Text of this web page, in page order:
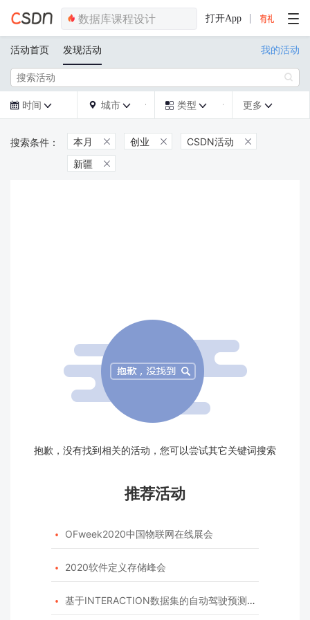
打开App
活动首页 发现活动 我的活动

 时间   城市   类型  更多 
本月  创业  CSDN活动 
新疆 
抱歉，没有找到相关的活动，您可以尝试其它关键词搜索
推荐活动
 OFweek2020中国物联网在线展会
 2020软件定义存储峰会
 基于INTERACTION数据集的自动驾驶预测模型挑战赛